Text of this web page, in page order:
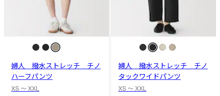
婦人 撥水ストレッチ チノ
ハーフパンツ
XS 〜 XXL
婦人 撥水ストレッチ チノ
タックワイドパンツ
XS 〜 XXL